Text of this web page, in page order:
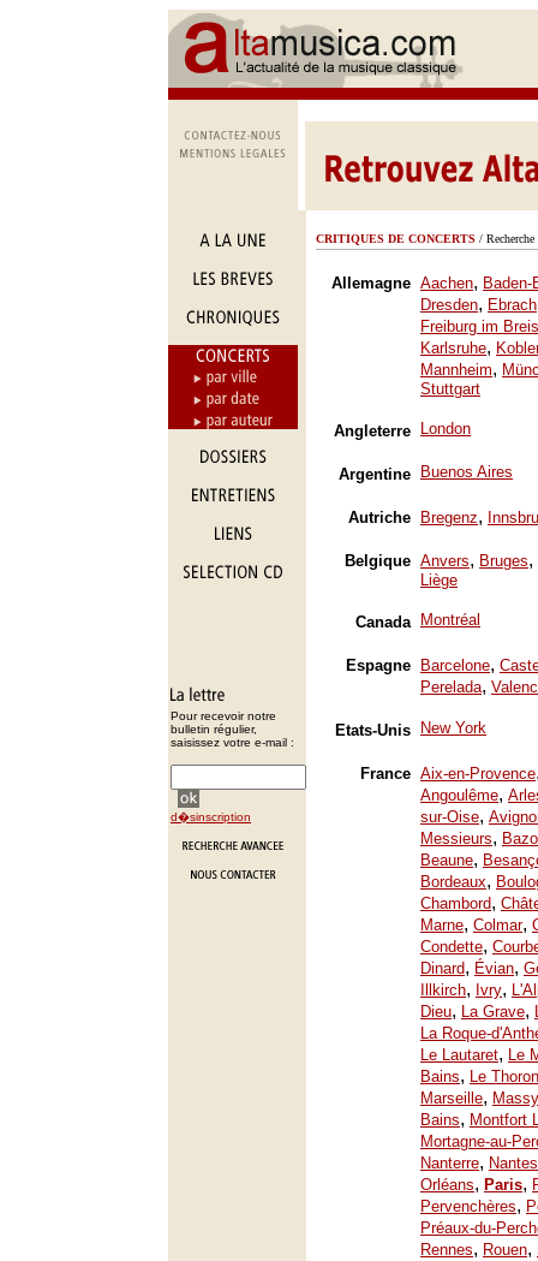
Pour recevoir notre
bulletin régulier,
saisissez votre e-mail :
d�sinscription
CRITIQUES DE CONCERTS /
Allemagne Aachen, Baden-
Dresden, Ebrach
Freiburg im
Karlsruhe,
Mannheim,
Stuttgart
Angleterre London
Argentine Buenos Aires
Autriche Bregenz,
Belgique Anvers, Bruges,
Liège
Canada Montréal
Espagne Barcelone,
Perelada,
Etats-Unis New York
France Aix-en-Provence
Angoulême,
sur-Oise,
Messieurs,
Beaune,
Bordeaux,
Chambord,
Marne, Colmar,
Condette,
Dinard, Évian,
Illkirch, Ivry,
Dieu, La Grave,
La Roque-
Le Lautaret, Le
Bains, Le
Marseille, Massy
Bains, Montfort
Mortagne-au-
Nanterre, Nantes
Orléans, Paris,
Pervenchères,
Préaux-du-
Rennes, Rouen,